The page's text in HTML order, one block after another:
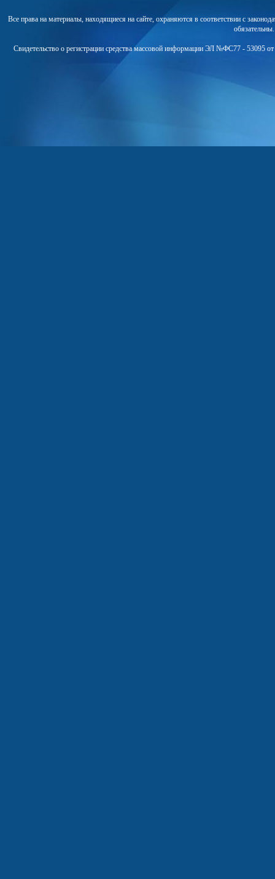
Все права на материалы, находящиеся на сайте, охраняются в соответствии с
Свидетельство о регистрации средства массовой информации ЭЛ №ФС77 - 53095